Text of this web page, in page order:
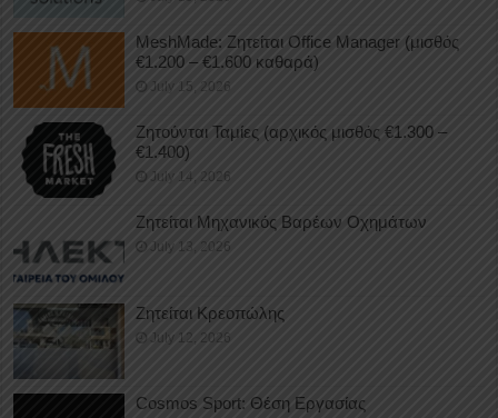
MeshMade: Ζητείται Office Manager (μισθός
€1.200 – €1.600 καθαρά)
July 15, 2026
Ζητούνται Ταμίες (αρχικός μισθός €1.300 –
€1.400)
July 14, 2026
Ζητείται Μηχανικός Βαρέων Οχημάτων
July 13, 2026
Ζητείται Κρεοπώλης
July 12, 2026
Cosmos Sport: Θέση Εργασίας